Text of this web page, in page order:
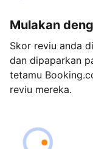
Mulakan
Skor reviu anda
dan dipaparkan
tetamu
reviu mereka.